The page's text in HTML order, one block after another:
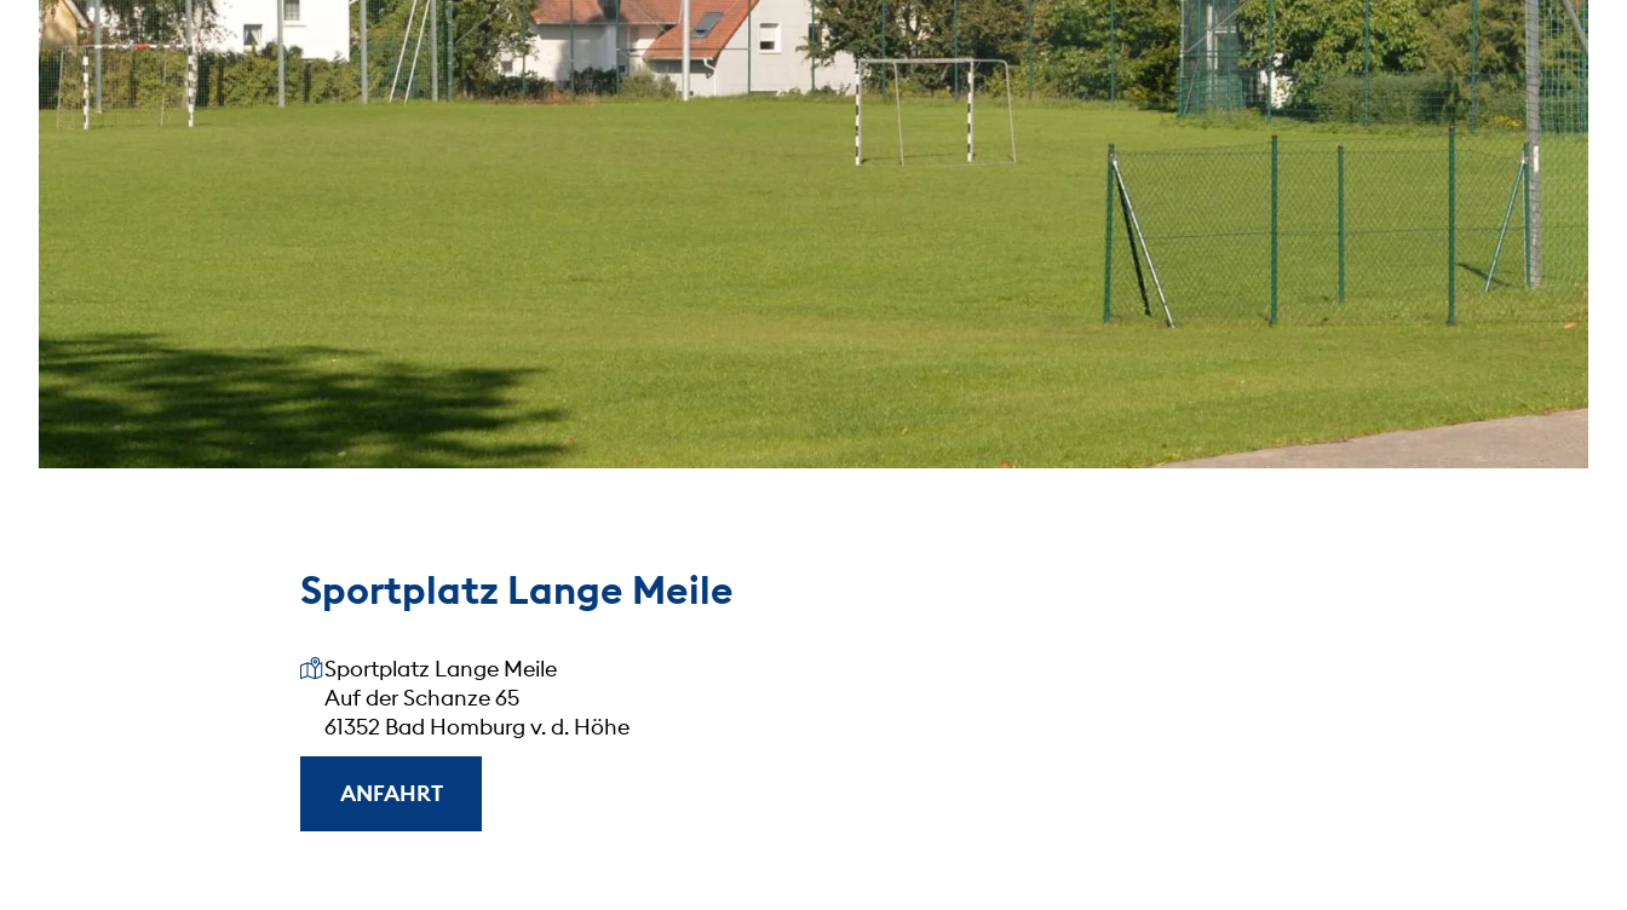
Sportplatz Lange Meile
Unsere Anschrift
Sportplatz Lange Meile
Auf der Schanze 65
61352 Bad Homburg v. d. Höhe
ANFAHRT